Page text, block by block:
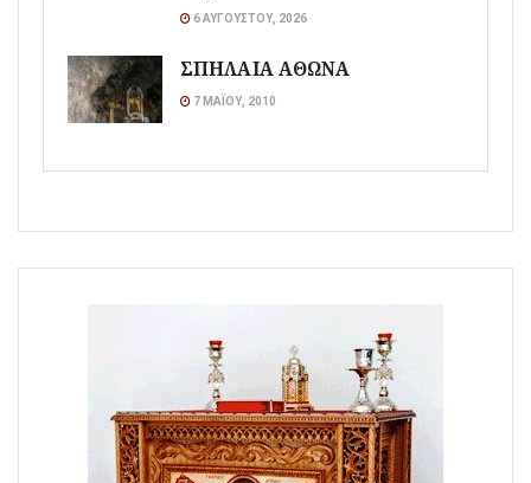
6 ΑΥΓΟΎΣΤΟΥ, 2026
ΣΠΗΛΑΙΑ ΑΘΩΝΑ
7 ΜΑΪ́ΟΥ, 2010